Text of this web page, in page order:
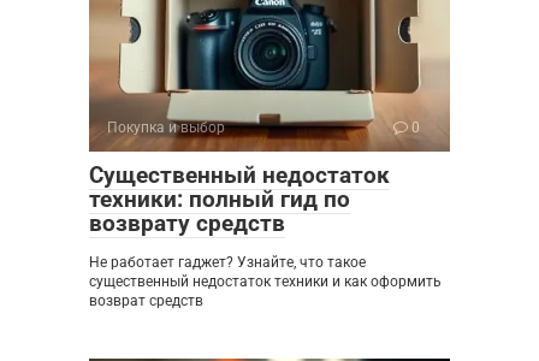
Покупка и выбор 0
Существенный недостаток
техники: полный гид по
возврату средств
Не работает гаджет? Узнайте, что такое
существенный недостаток техники и как оформить
возврат средств